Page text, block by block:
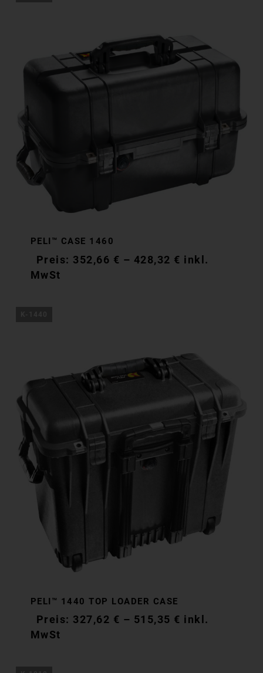
PELI™ CASE 1460
352,66 € – 428,32 € inkl.
MwSt
PELI™ 1440 TOP LOADER CASE
327,62 € – 515,35 € inkl.
MwSt